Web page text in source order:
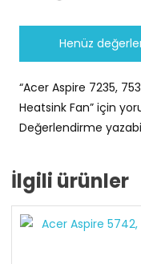
Henüz
“Acer Aspire 7235,
Heatsink Fan” için
Değerlendirme
İlgili ürünler